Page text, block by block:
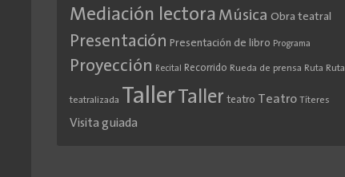
Mediación lectora Música Obra teatral
Presentación Presentación de libro Programa
Proyección Recital Recorrido Rueda de prensa Ruta Ruta
teatralizada Taller Taller teatro Teatro Títeres
Visita guiada